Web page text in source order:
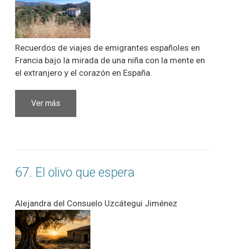
Recuerdos de viajes de emigrantes españoles en
Francia bajo la mirada de una niña con la mente en
el extranjero y el corazón en España.
Ver más
67. El olivo que espera
Alejandra del Consuelo Uzcátegui Jiménez